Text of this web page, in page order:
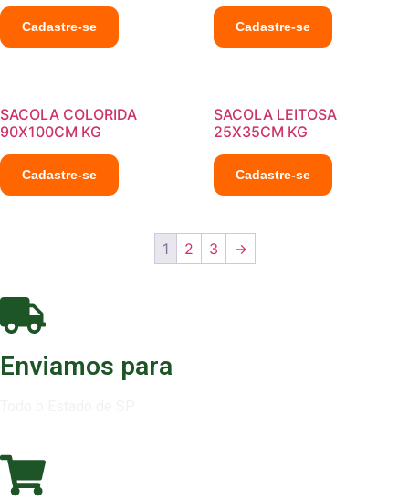
Cadastre-se Cadastre-se
SACOLA COLORIDA
90X100CM KG
Cadastre-se
SACOLA LEITOSA
25X35CM KG
Cadastre-se
1 2 3 →
Enviamos para